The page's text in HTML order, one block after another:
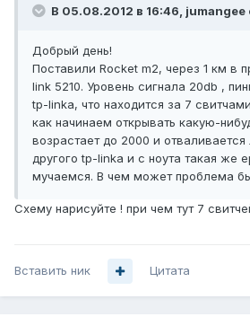
В 05.08.2012 в 16:46, jumangee
Добрый день!
Поставили Rocket m2, через 1 км в
link 5210. Уровень сигнала 20db ,
tp-linka, что находится за 7
как начинаем открывать какую-
возрастает до 2000 и
другого tp-linkа и с ноута такая же
мучаемся. В чем может проблема
Схему нарисуйте ! при чем тут 7
Вставить ник Цитата